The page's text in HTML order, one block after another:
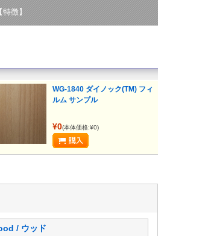
【特徴】
WG-1840 ダイノック(TM) フィ
ルム サンプル
¥0(本体価格:¥0)
/ ウッド